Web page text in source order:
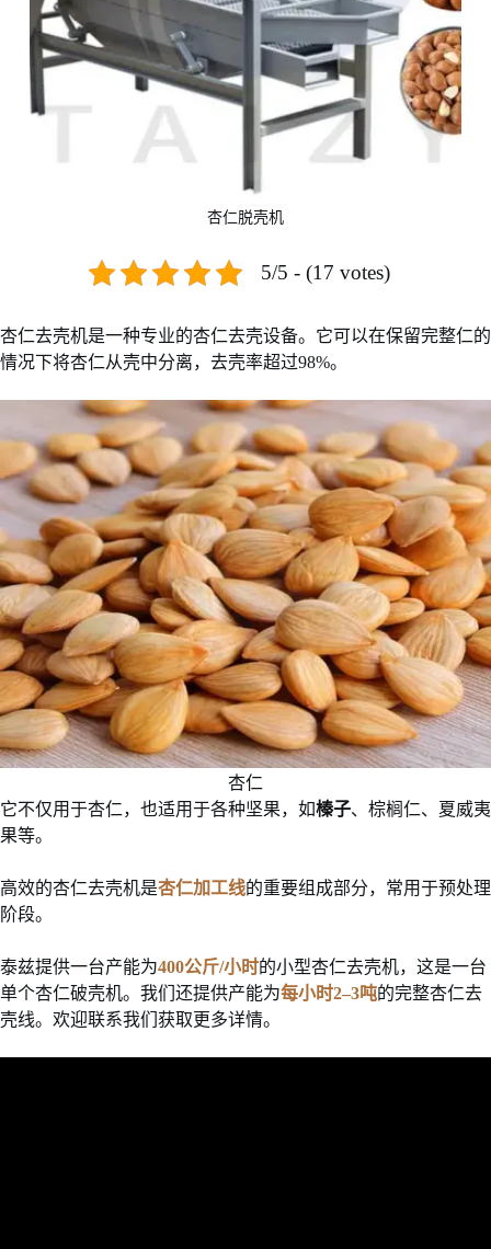
杏仁脱壳机
5/5 - (17 votes)
杏仁去壳机是一种专业的杏仁去壳设备。它可以在保留完整仁的
情况下将杏仁从壳中分离，去壳率超过98%。
杏仁
它不仅用于杏仁，也适用于各种坚果，如榛子、棕榈仁、夏威夷
果等。
高效的杏仁去壳机是杏仁加工线的重要组成部分，常用于预处理
阶段。
泰兹提供一台产能为400公斤/小时的小型杏仁去壳机，这是一台
单个杏仁破壳机。我们还提供产能为每小时2–3吨的完整杏仁去
壳线。欢迎联系我们获取更多详情。